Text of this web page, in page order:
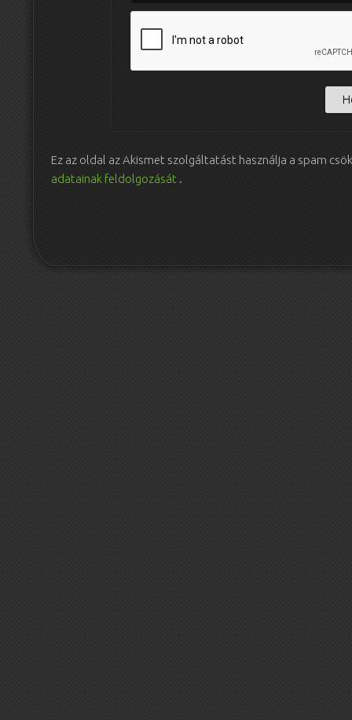
Ez az oldal az Akismet szolgáltatást használja a spam
adatainak feldolgozását .